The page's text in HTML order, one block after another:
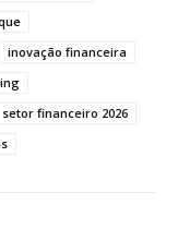
inovação financeira
setor financeiro 2026